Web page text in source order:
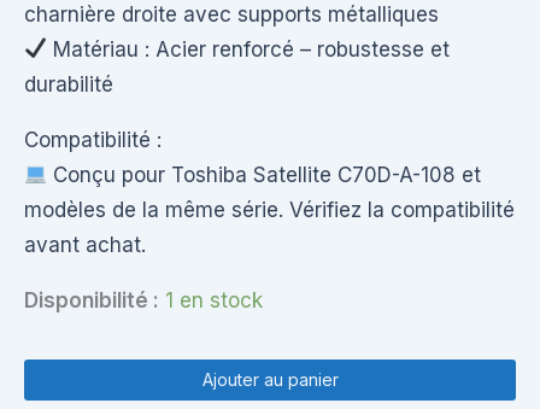
charnière droite avec supports métalliques
Matériau : Acier renforcé – robustesse et
durabilité
Compatibilité :
Conçu pour Toshiba Satellite C70D-A-108 et
modèles de la même série. Vérifiez la compatibilité
avant achat.
Disponibilité : 1 en stock
Charnières
Ajouter au panier